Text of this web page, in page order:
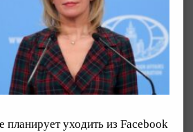
планирует уходить из Facebook